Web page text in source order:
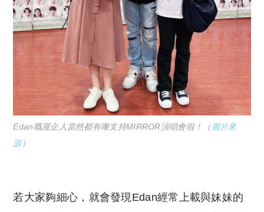
Edan嘅屋企人當然都有嚟支持MIRROR演唱會啦！（圖片來
源）
若大家夠細心，就會發現Edan經常上載與妹妹的